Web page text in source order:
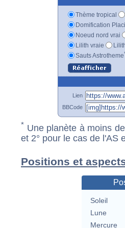
Thème tropical
Domification
Noeud nord vrai
Lilith vraie
Sauts Astrotheme
Lien
BBCode
* Une planète à moins
et 2° pour le cas de l'AS
Positions et
Soleil
Lune
Mercure